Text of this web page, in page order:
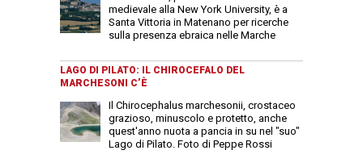
medievale alla New York University, è a
Santa Vittoria in Matenano per ricerche
sulla presenza ebraica nelle Marche
LAGO DI PILATO: IL CHIROCEFALO DEL
MARCHESONI C’È
Il Chirocephalus marchesonii, crostaceo
grazioso, minuscolo e protetto, anche
quest'anno nuota a pancia in su nel "suo"
Lago di Pilato. Foto di Peppe Rossi